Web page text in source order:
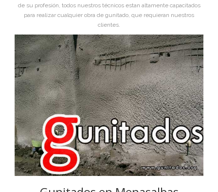
de su profesión, todos nuestros técnicos estan altamente capacitados
para realizar cualquier obra de gunitado, que requieran nuestros
clientes.